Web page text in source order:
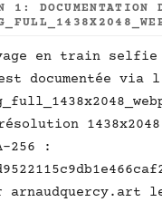
1: DOCUMENTATION
en train selfie
documentée via
1438x2048
256 :
arnaudquercy.art